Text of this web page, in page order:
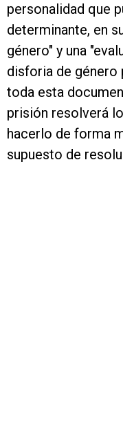
personalidad que
determinante, en
género" y una
disforia de género
toda esta
prisión resolverá
hacerlo de forma
supuesto de